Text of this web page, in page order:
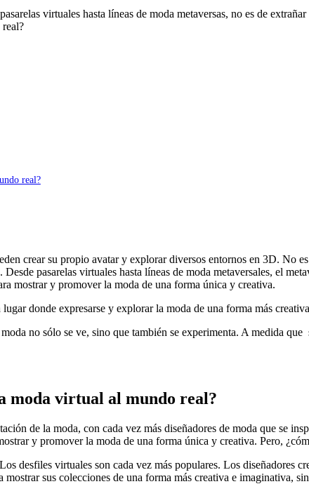
virtuales hasta líneas de moda metaversas, no es de
real?
crear su propio avatar y explorar diversos entornos en 3D. No
pasarelas virtuales hasta líneas de moda metaversales, el
mostrar y promover la moda de una forma única y creativa.
donde expresarse y explorar la moda de una forma más
no sólo se ve, sino que también se experimenta. A medida
moda virtual al mundo real?
de la moda, con cada vez más diseñadores de moda que se
y promover la moda de una forma única y creativa. Pero,
desfiles virtuales son cada vez más populares. Los diseñadores
sus colecciones de una forma más creativa e imaginativa,